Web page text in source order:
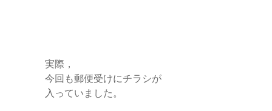
実際，
今回も郵便受けにチラシが
入っていました。